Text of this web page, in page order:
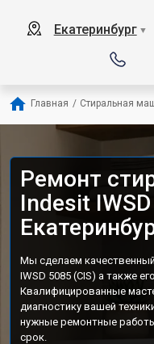
Екатеринбург ▼
Главная / Стиральная
Ремонт
Indesit
Мы сделаем
IWSD 5085 (CIS) а также
Квалифицированные
диагностику вашей
нужные ремонтные
срок.